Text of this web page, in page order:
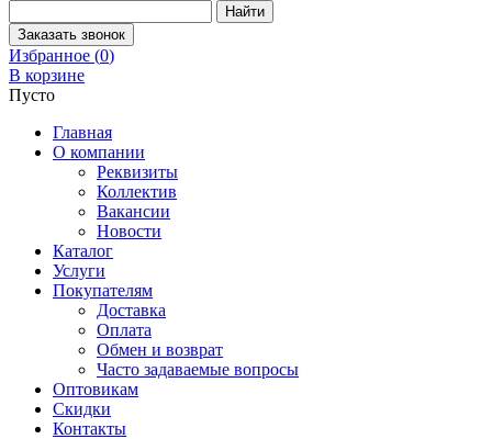
Избранное (0)
В корзине
Пусто
Главная
О компании
Реквизиты
Коллектив
Вакансии
Новости
Каталог
Услуги
Покупателям
Доставка
Оплата
Обмен и возврат
Часто задаваемые вопросы
Оптовикам
Скидки
Контакты